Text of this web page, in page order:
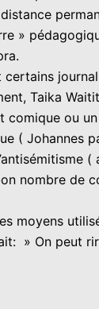
»
Taika
comique ou
( Johannes
nombre de
moyens
» On peut